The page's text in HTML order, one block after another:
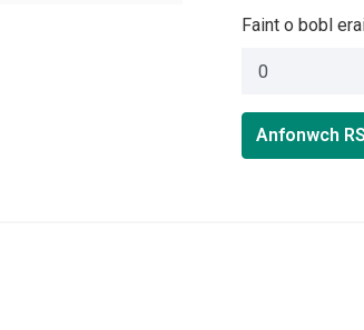
Faint o bobl
Anfonwch